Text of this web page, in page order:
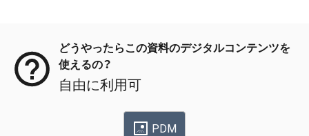
どうやったらこの資料のデジタルコンテンツを
使えるの？
自由に利用可
PDM